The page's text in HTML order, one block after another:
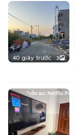
40 giây trước 3